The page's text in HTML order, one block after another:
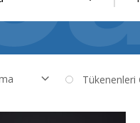
Tükenenleri